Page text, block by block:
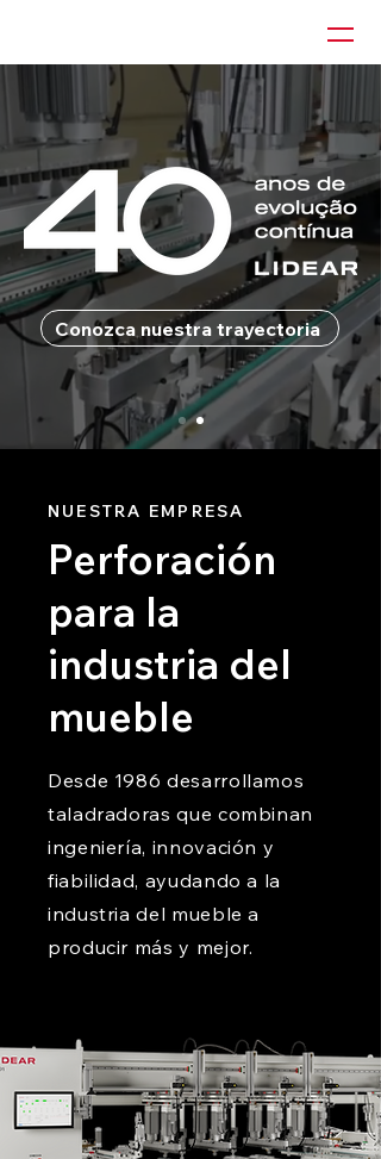
Conozca nuestra trayectoria
NUESTRA EMPRESA
Perforación
para la
industria del
mueble
Desde 1986 desarrollamos
taladradoras que combinan
ingeniería, innovación y
fiabilidad, ayudando a la
industria del mueble a
producir más y mejor.